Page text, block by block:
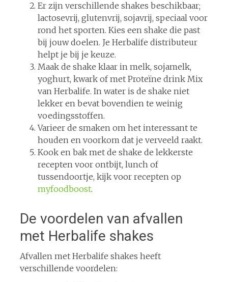
Er zijn verschillende shakes beschikbaar;
lactosevrij, glutenvrij, sojavrij, speciaal voor
rond het sporten. Kies een shake die past
bij jouw doelen. Je Herbalife distributeur
helpt je bij je keuze.
Maak de shake klaar in melk, sojamelk,
yoghurt, kwark of met Proteïne drink Mix
van Herbalife. In water is de shake niet
lekker en bevat bovendien te weinig
voedingsstoffen.
Varieer de smaken om het interessant te
houden en voorkom dat je verveeld raakt.
Kook en bak met de shake de lekkerste
recepten voor ontbijt, lunch of
tussendoortje, kijk voor recepten op
myfoodboost.
De voordelen van afvallen
met Herbalife shakes
Afvallen met Herbalife shakes heeft
verschillende voordelen: